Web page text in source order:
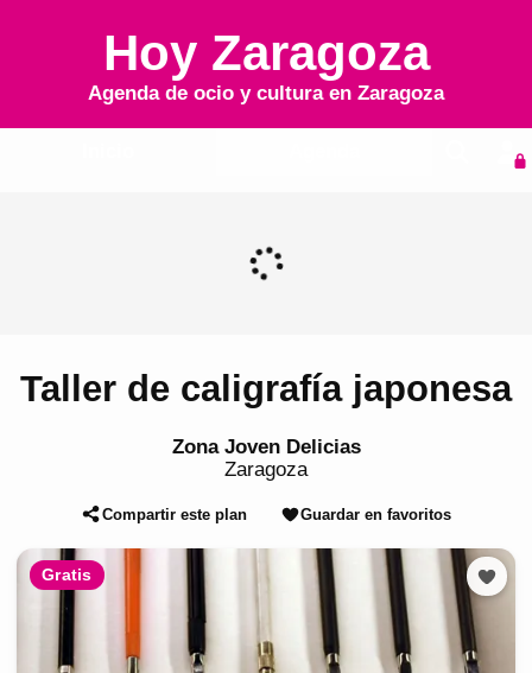
Hoy Zaragoza
Agenda de ocio y cultura en Zaragoza
Taller de caligrafía japonesa
Zona Joven Delicias
Zaragoza
Compartir este plan Guardar en favoritos
Gratis